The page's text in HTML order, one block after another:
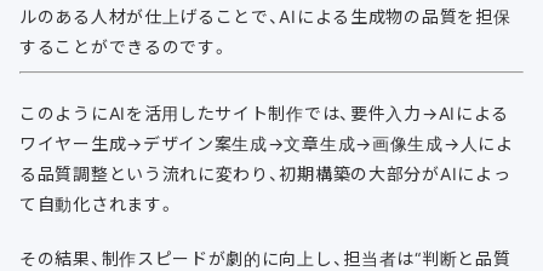
ルのある人材が仕上げることで、AIによる生成物の品質を担保
することができるのです。
このようにAIを活用したサイト制作では、要件入力→AIによる
ワイヤー生成→デザイン案生成→文章生成→画像生成→人によ
る品質調整という流れに変わり、初期構築の大部分がAIによっ
て自動化されます。
その結果、制作スピードが劇的に向上し、担当者は“判断と品質